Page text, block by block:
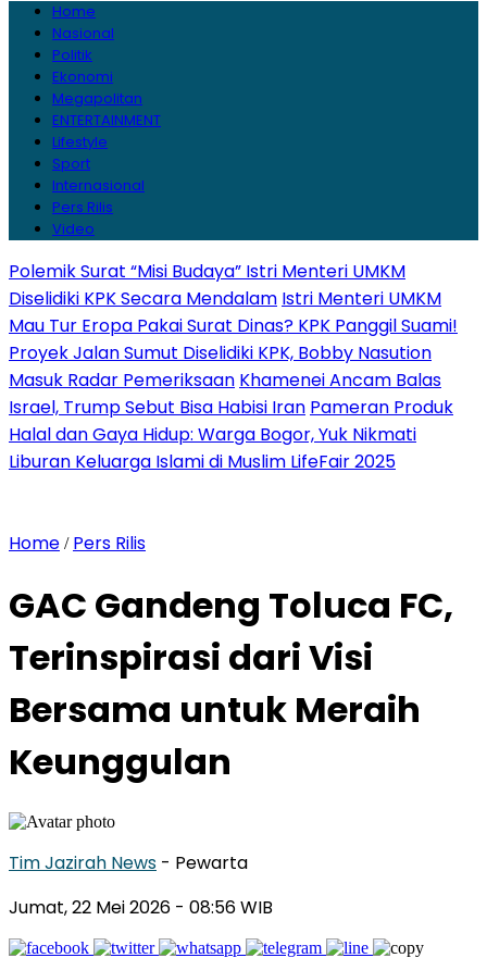
Home
Nasional
Politik
Ekonomi
Megapolitan
ENTERTAINMENT
Lifestyle
Sport
Internasional
Pers Rilis
Video
Polemik Surat “Misi Budaya” Istri Menteri UMKM
Diselidiki KPK Secara Mendalam Istri Menteri UMKM
Mau Tur Eropa Pakai Surat Dinas? KPK Panggil Suami!
Proyek Jalan Sumut Diselidiki KPK, Bobby Nasution
Masuk Radar Pemeriksaan Khamenei Ancam Balas
Israel, Trump Sebut Bisa Habisi Iran Pameran Produk
Halal dan Gaya Hidup: Warga Bogor, Yuk Nikmati
Liburan Keluarga Islami di Muslim LifeFair 2025
Home / Pers Rilis
GAC Gandeng Toluca FC,
Terinspirasi dari Visi
Bersama untuk Meraih
Keunggulan
Tim Jazirah News - Pewarta
Jumat, 22 Mei 2026 - 08:56 WIB